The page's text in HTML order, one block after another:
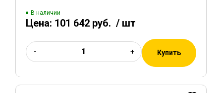
В наличии
Цена: 101 642 руб. / шт
- + Купить